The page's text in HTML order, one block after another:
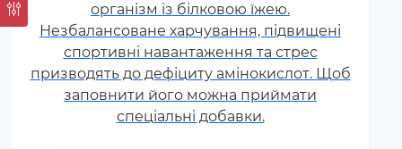
організм із білковою їжею.
Незбалансоване харчування, підвищені
спортивні навантаження та стрес
призводять до дефіциту амінокислот. Щоб
заповнити його можна приймати
спеціальні добавки.
результатів тренувань і
допомагають позбавлятися від
зайвого жиру, використовуючи
його в якості додаткового
джерела енергії.